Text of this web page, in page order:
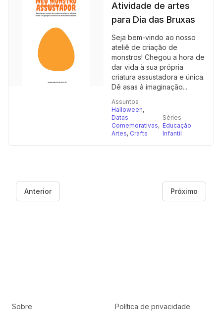
Atividade de artes
para Dia das Bruxas
Seja bem-vindo ao nosso
ateliê de criação de
monstros! Chegou a hora de
dar vida à sua própria
criatura assustadora e única.
Dê asas à imaginação...
Assuntos
Halloween,
Datas
Comemorativas,
Artes, Crafts
Séries
Educação
Infantil
Anterior Próximo
Sobre Política de privacidade